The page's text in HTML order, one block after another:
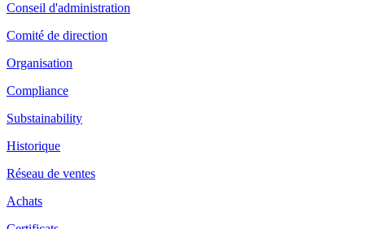
Conseil d'administration
Comité de direction
Organisation
Compliance
Substainability
Historique
Réseau de ventes
Achats